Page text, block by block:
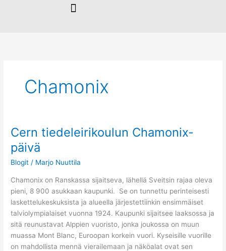
Chamonix
Cern tiedeleirikoulun Chamonix-
päivä
Blogit / Marjo Nuuttila
Chamonix on Ranskassa sijaitseva, lähellä Sveitsin rajaa oleva
pieni, 8 900 asukkaan kaupunki. Se on tunnettu perinteisesti
laskettelukeskuksista ja alueella järjestettiinkin ensimmäiset
talviolympialaiset vuonna 1924. Kaupunki sijaitsee laaksossa ja
sitä reunustavat Alppien vuoristo, jonka joukossa on muun
muassa Mont Blanc, Euroopan korkein vuori. Kyseisille vuorille
on mahdollista mennä vierailemaan ja näköalat ovat sen
Cern
tiedeleirikoulun
Chamonix-
päivä